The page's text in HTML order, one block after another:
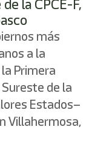
la CPCE-F,
más
a la
Primera
de la
Estados–
Villahermosa,